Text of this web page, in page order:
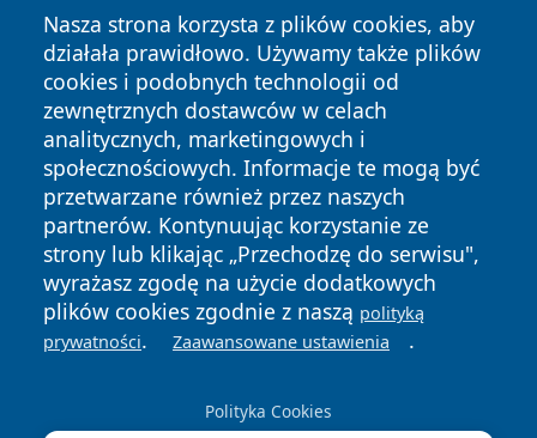
Nasza strona korzysta z plików cookies, aby
działała prawidłowo. Używamy także plików
cookies i podobnych technologii od
zewnętrznych dostawców w celach
analitycznych, marketingowych i
społecznościowych. Informacje te mogą być
przetwarzane również przez naszych
partnerów. Kontynuując korzystanie ze
strony lub klikając „Przechodzę do serwisu",
wyrażasz zgodę na użycie dodatkowych
plików cookies zgodnie z naszą polityką
prywatności. Zaawansowane ustawienia .
Polityka Cookies
Copyright © 2026 pulsbydgoszczy.pl Wszystkie prawa
zastrzeżone.
News Autorzy
Polityka
Prywatności
Polityka
Cookies